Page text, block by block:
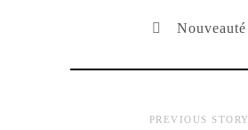
Nouveauté
PREVIOUS STORY